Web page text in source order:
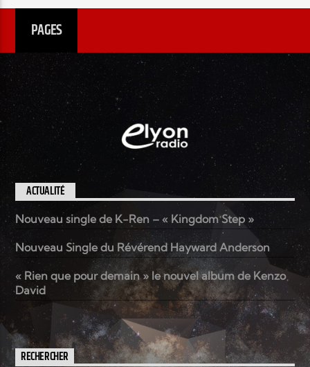
PAGES
ACTUALITÉ
Nouveau single de K-Ren – « Kingdom Step »
Nouveau Single du Révérend Hayward Anderson
« Rien que pour demain » le nouvel album de Kenzo
David
RECHERCHER